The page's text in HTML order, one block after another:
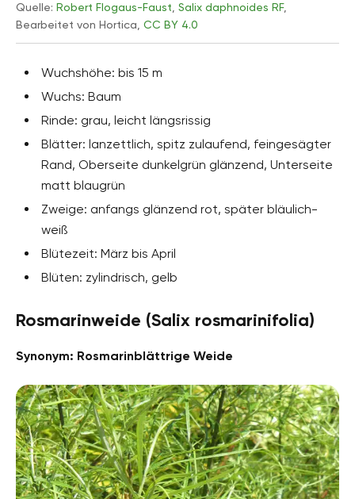
Quelle: Robert Flogaus-Faust Salix daphnoides RF,
Bearbeitet von Hortica, CC BY 4.0
Wuchshöhe: bis 15 m
Wuchs: Baum
Rinde: grau, leicht längsrissig
Blätter: lanzettlich, spitz zulaufend, feingesägter
Rand, Oberseite dunkelgrün glänzend, Unterseite
matt blaugrün
Zweige: anfangs glänzend rot, später bläulich-
weiß
Blütezeit: März bis April
Blüten: zylindrisch, gelb
Rosmarinweide (Salix rosmarinifolia)
Synonym: Rosmarinblättrige Weide